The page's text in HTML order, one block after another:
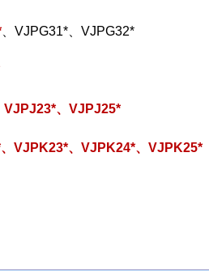
、VJPG31*、VJPG32*
、VJPJ25*
VJPK23*、VJPK24*、VJPK25*